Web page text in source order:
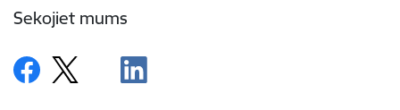
Sekojiet mums